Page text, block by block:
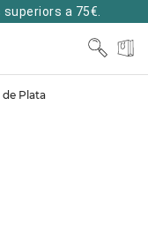
superiors a 75€.
de Plata